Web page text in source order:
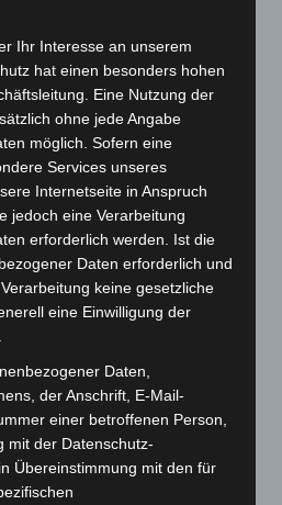
nicht verletzt, da bei
bereits alle Personen das
hatten. Ein
der
ebenfalls im Einsatz, um die
nach ihrer Flucht zu
sich nach ersten Schätzungen
Einsatzmaßnahmen der
nach rund zwei Stunden
einer sogenannten
die Feuerwehr Hannover die
Zeitpunkt erneut
Ihr Interesse an unserem
hat einen besonders hohen
Eine Nutzung der
ohne jede Angabe
möglich. Sofern eine
Services unseres
Internetseite in Anspruch
jedoch eine Verarbeitung
erforderlich werden. Ist die
Daten erforderlich und
keine gesetzliche
eine Einwilligung der
Daten,
der Anschrift, E-Mail-
einer betroffenen Person,
mit der Datenschutz-
Übereinstimmung mit den für